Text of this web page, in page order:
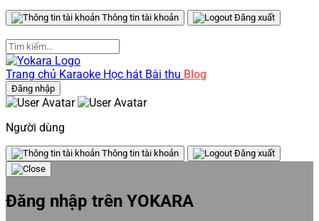
Thông tin tài khoản Đăng xuất
Trang chủ Karaoke Học hát Bài thu Blog
Đăng nhập
Người dùng
Thông tin tài khoản Đăng xuất
Đăng nhập trên YOKARA